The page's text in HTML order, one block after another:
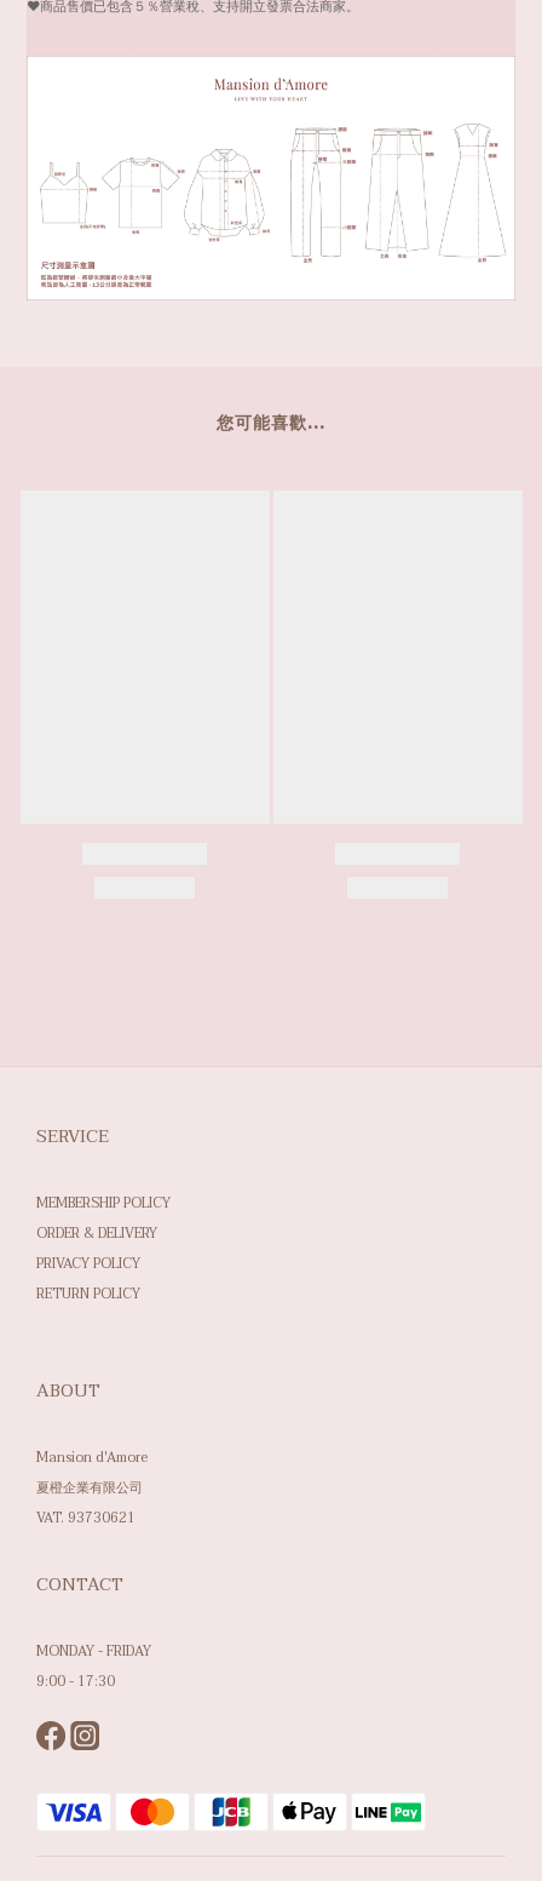
❤️商品售價已包含５％營業稅、支持開立發票合法商家。
您可能喜歡...
SERVICE
MEMBERSHIP POLICY
ORDER & DELIVERY
PRIVACY POLICY
RETURN POLICY
ABOUT
Mansion d'Amore
夏橙企業有限公司
VAT. 93730621
CONTACT
MONDAY - FRIDAY
9:00 - 17:30